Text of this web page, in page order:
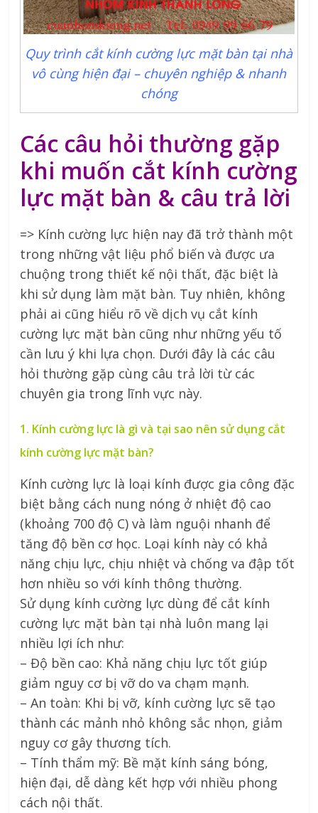
Quy trình cắt kính cường lực mặt bàn tại nhà
vô cùng hiện đại – chuyên nghiệp & nhanh
chóng
Các câu hỏi thường gặp
khi muốn cắt kính cường
lực mặt bàn & câu trả lời
=> Kính cường lực hiện nay đã trở thành một
trong những vật liệu phổ biến và được ưa
chuộng trong thiết kế nội thất, đặc biệt là
khi sử dụng làm mặt bàn. Tuy nhiên, không
phải ai cũng hiểu rõ về dịch vụ cắt kính
cường lực mặt bàn cũng như những yếu tố
cần lưu ý khi lựa chọn. Dưới đây là các câu
hỏi thường gặp cùng câu trả lời từ các
chuyên gia trong lĩnh vực này.
1. Kính cường lực là gì và tại sao nên sử dụng cắt
kính cường lực mặt bàn?
Kính cường lực là loại kính được gia công đặc
biệt bằng cách nung nóng ở nhiệt độ cao
(khoảng 700 độ C) và làm nguội nhanh để
tăng độ bền cơ học. Loại kính này có khả
năng chịu lực, chịu nhiệt và chống va đập tốt
hơn nhiều so với kính thông thường.
Sử dụng kính cường lực dùng để cắt kính
cường lực mặt bàn tại nhà luôn mang lại
nhiều lợi ích như:
– Độ bền cao: Khả năng chịu lực tốt giúp
giảm nguy cơ bị vỡ do va chạm mạnh.
– An toàn: Khi bị vỡ, kính cường lực sẽ tạo
thành các mảnh nhỏ không sắc nhọn, giảm
nguy cơ gây thương tích.
– Tính thẩm mỹ: Bề mặt kính sáng bóng,
hiện đại, dễ dàng kết hợp với nhiều phong
cách nội thất.